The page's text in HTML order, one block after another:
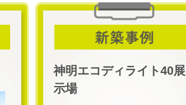
神明エコディライト40展
示場